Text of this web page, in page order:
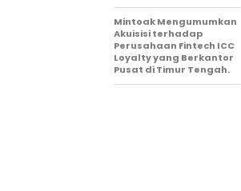
Mintoak Mengumumkan
Akuisisi terhadap
Perusahaan Fintech ICC
Loyalty yang Berkantor
Pusat di Timur Tengah.